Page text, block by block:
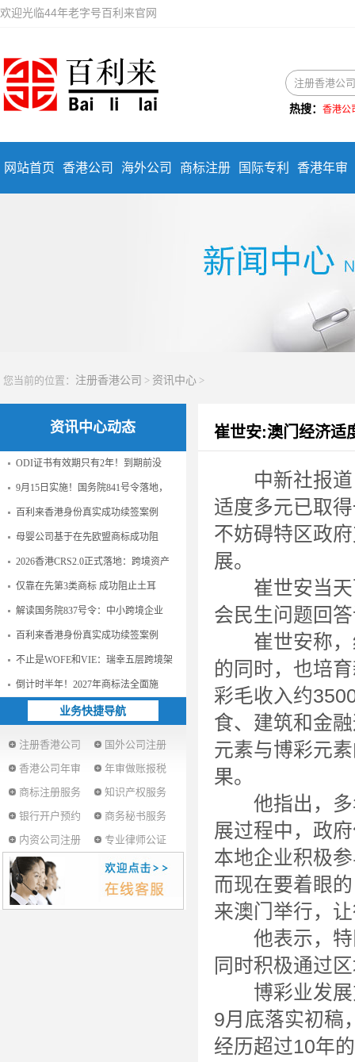
欢迎光临44年老字号百利来官网
热搜： 香港公
网站首页 香港公司 海外公司 商标注册 国际专利 香港年审
您当前的位置： 注册香港公司 > 资讯中心 >
资讯中心动态
ODI证书有效期只有2年！到期前没
9月15日实施！国务院841号令落地，
百利来香港身份真实成功续签案例
母婴公司基于在先欧盟商标成功阻
2026香港CRS2.0正式落地：跨境资产
仅靠在先第3类商标 成功阻止土耳
解读国务院837号令：中小跨境企业
百利来香港身份真实成功续签案例
不止是WOFE和VIE：瑞幸五层跨境架
倒计时半年！2027年商标法全面施
业务快捷导航
注册香港公司
国外公司注册
香港公司年审
年审做账报税
商标注册服务
知识产权服务
银行开户预约
商务秘书服务
内资公司注册
专业律师公证
崔世安:澳门经济适
中新社报道
适度多元已取
不妨碍特区政
展。
崔世安当天
会民生问题回
崔世安称，
的同时，也培
彩毛收入约
食、建筑和金
元素与博彩元
果。
他指出，多
展过程中，政
本地企业积极
而现在要着眼
来澳门举行，
他表示，特
同时积极通过
博彩业发展
9月底落实初稿
经历超过10年